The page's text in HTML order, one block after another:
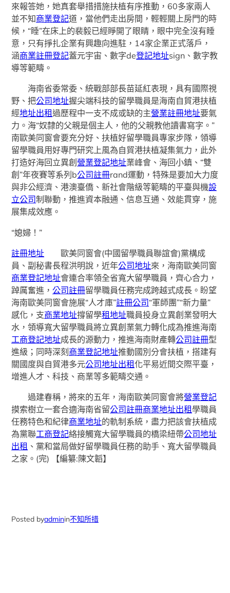
來報答她，她真套舉措措施扶植有序推動，60多家兩人
並不知商業登記道，當他們走出房間，輕輕關上房門的時
候，“睡”在床上的裴毅已經睜開了眼睛，眼中完全沒有睡
意，只有掙扎企業有興趣向進駐，14家企業正式落戶，
涵商業註冊登記蓋元宇宙、數字de登記地址sign、數字教
導等範疇。
海南省委常委、統戰部部長苗延紅表現，具有國際視
野、把公司地址握尖端科技的留學職員是海南自貿港扶植
經地址出租過歷程中一支不成或缺的主營業註冊地址要氣
力。海“奴隸的父親是個主人，他的父親教他讀書寫字。”
南歐美同窗會要充分好、扶植好留學職員專家步隊，領導
留學職員用好專門研究上風為自貿港扶植凝集氣力，此外
打造好海回立異創 營業登記地址業峰會、海回小鎮、“雙
創”年夜賽等系列b公司註冊rand運動，特殊是要加大力度
與非公經濟、港澳臺僑、新社會階級等範疇的平臺與機設
立公司制聯動，推進資本融通、信息互通、效能貫穿，施
展集成效應。
“媳婦！”
註冊地址 歐美同窗會(中國留學職員聯誼會)黨構成
員、副秘書長程洪明說，近年公司地址來，海南歐美同窗
商業登記地址會連合率領全省寬大留學職員，齊心合力，
踔厲奮進，公司註冊留學職員任務完成跨越式成長。盼望
海南歐美同窗會施展“人才庫”註冊公司“軍師團”“新力量”
感化，支商業地址撐留學租地址職員投身立異創業發明大
水，領導寬大留學職員將立異創業氣力轉化成為推進海南
工商登記地址成長的源動力，推進海南財產轉公司註冊型
進級；同時深刻商業登記地址推動國別分會扶植，搭建有
關國度與自貿港多元公司地址出租化平易近間交際平臺，
增進人才、科技、商業等多範疇交通。
過建春稱，將來的五年，海南歐美同窗會將營業登記
摸索樹立一套合適海南省留公司註冊商業地址出租學職員
任務特色和紀律商業地址的軌制系統，盡力把該會扶植成
為黨聯工商登記絡接觸寬大留學職員的橋梁紐帶公司地址
出租 、黨和當局做好留學職員任務的助手、寬大留學職員
之家。(完) 【編纂:陳文韜】
Posted byadminin不知所措